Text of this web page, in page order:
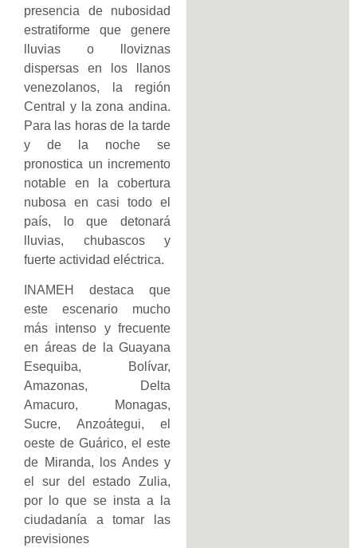
presencia de nubosidad
estratiforme que genere
lluvias o lloviznas
dispersas en los llanos
venezolanos, la región
Central y la zona andina.
Para las horas de la tarde
y de la noche se
pronostica un incremento
notable en la cobertura
nubosa en casi todo el
país, lo que detonará
lluvias, chubascos y
fuerte actividad eléctrica.
INAMEH destaca que
este escenario mucho
más intenso y frecuente
en áreas de la Guayana
Esequiba, Bolívar,
Amazonas, Delta
Amacuro, Monagas,
Sucre, Anzoátegui, el
oeste de Guárico, el este
de Miranda, los Andes y
el sur del estado Zulia,
por lo que se insta a la
ciudadanía a tomar las
previsiones